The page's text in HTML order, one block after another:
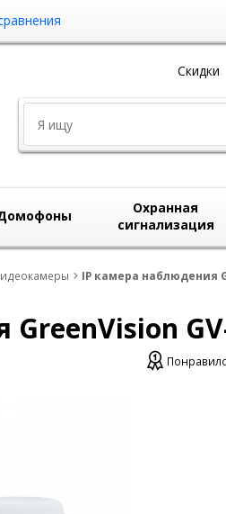
Скидки
Охранная
сигнализация
IP камера наблюдения
GV-